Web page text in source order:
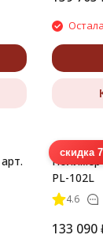
скидка
Полимер
PL-102L
4.6
133 090